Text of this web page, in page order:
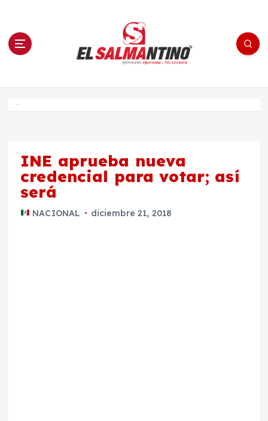
n El Salmantino - medios/noticias/editorial
INE aprueba nueva
credencial para votar; así
será
NACIONAL diciembre 21, 2018